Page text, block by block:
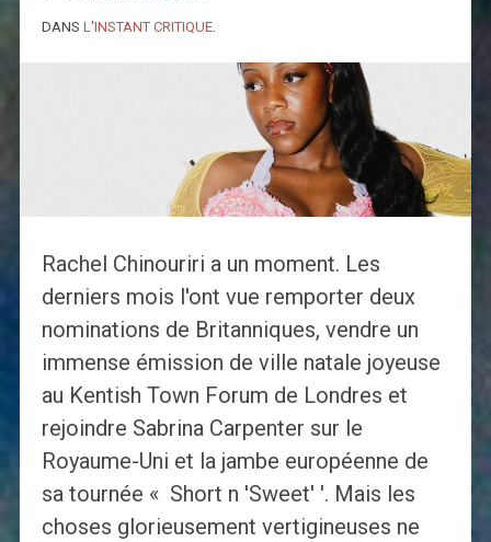
DANS L'INSTANT CRITIQUE.
Rachel Chinouriri a un moment. Les
derniers mois l'ont vue remporter deux
nominations de Britanniques, vendre un
immense émission de ville natale joyeuse
au Kentish Town Forum de Londres et
rejoindre Sabrina Carpenter sur le
Royaume-Uni et la jambe européenne de
sa tournée « Short n 'Sweet' '. Mais les
choses glorieusement vertigineuses ne